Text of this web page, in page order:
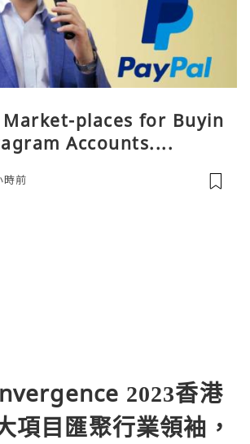
places for Buyin
Accounts....
時前
2023香港
項目匯聚行業領袖，